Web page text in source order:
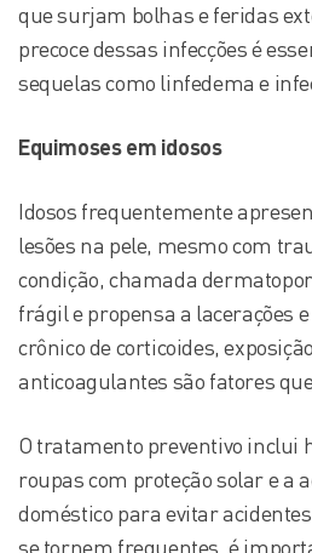
que surjam bolhas e feridas
precoce dessas infecções é
sequelas como linfedema e
Equimoses em idosos
Idosos frequentemente
lesões na pele, mesmo com
condição, chamada
frágil e propensa a lacerações
crônico de corticoides,
anticoagulantes são fatores
O tratamento preventivo inclui
roupas com proteção solar e a
doméstico para evitar
se tornem frequentes, é